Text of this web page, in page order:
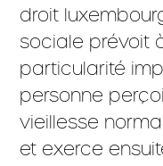
droit
sociale prévoit
particularité
personne
vieillesse
et exerce